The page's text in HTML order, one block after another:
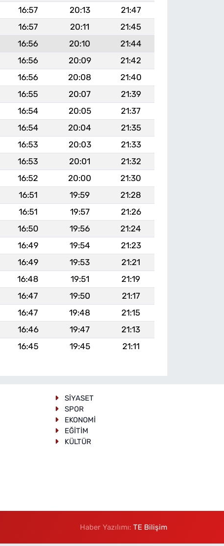
16:57 20:13
21:47
16:57 20:11
21:45
16:56 20:10
21:44
16:56 20:09
21:42
16:56 20:08
21:40
16:55 20:07
21:39
16:54 20:05
21:37
16:54 20:04
21:35
16:53 20:03
21:33
16:53 20:01
21:32
16:52 20:00
21:30
16:51 19:59
21:28
16:51 19:57
21:26
16:50 19:56
21:24
16:49 19:54
21:23
16:49 19:53
21:21
16:48 19:51
21:19
16:47 19:50
21:17
16:47 19:48
21:15
16:46 19:47
21:13
16:45 19:45 21:11
SİYASET
SPOR
EKONOMİ
EĞİTİM
KÜLTÜR
Haber Yazılımı:TE Bilişim